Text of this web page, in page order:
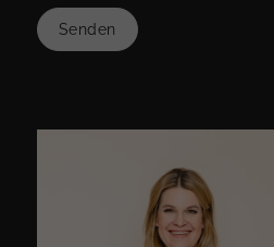
Senden